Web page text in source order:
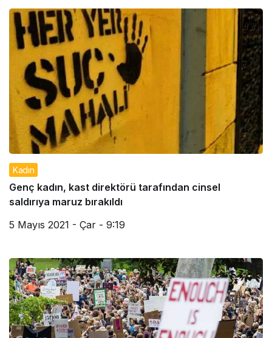
Kadın
Genç kadın, kast direktörü tarafından cinsel
saldırıya maruz bırakıldı
5 Mayıs 2021 - Çar - 9:19